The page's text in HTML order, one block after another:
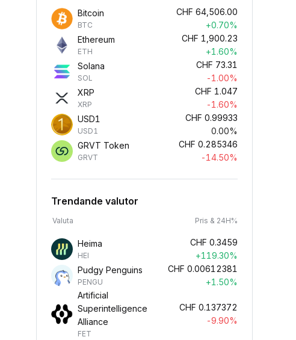
Bitcoin
BTC
CHF 64,506.00
+0.70%
Ethereum
ETH
CHF 1,900.23
+1.60%
Solana
SOL
CHF 73.31
-1.00%
XRP
XRP
CHF 1.047
-1.60%
USD1
USD1
CHF 0.99933
0.00%
GRVT Token
GRVT
CHF 0.285346
-14.50%
Trendande valutor
Valuta Pris & 24H%
Heima
HEI
CHF 0.3459
+119.30%
Pudgy Penguins
PENGU
CHF 0.00612381
+1.50%
Artificial
Superintelligence
Alliance
FET
CHF 0.137372
-9.90%